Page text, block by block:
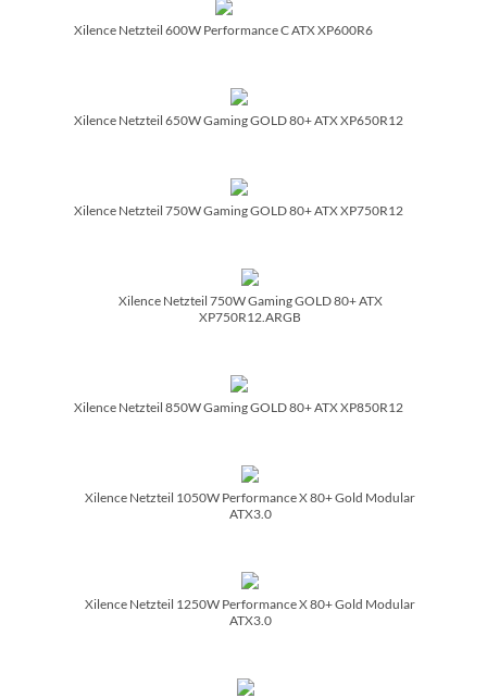
Xilence Netzteil 600W Performance C ATX XP600R6
Xilence Netzteil 650W Gaming GOLD 80+ ATX XP650R12
Xilence Netzteil 750W Gaming GOLD 80+ ATX XP750R12
Xilence Netzteil 750W Gaming GOLD 80+ ATX
XP750R12.ARGB
Xilence Netzteil 850W Gaming GOLD 80+ ATX XP850R12
Xilence Netzteil 1050W Performance X 80+ Gold Modular
ATX3.0
Xilence Netzteil 1250W Performance X 80+ Gold Modular
ATX3.0